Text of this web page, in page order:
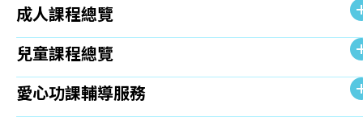
成人課程總覽
兒童課程總覽
愛心功課輔導服務